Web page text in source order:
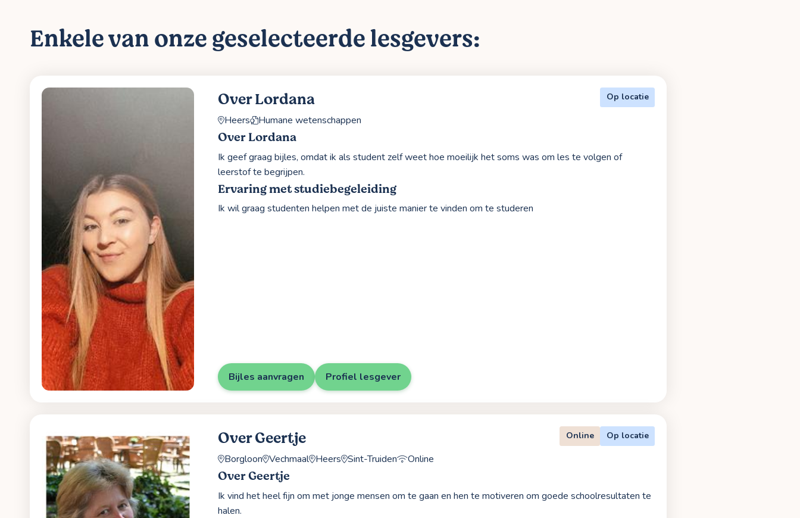
Enkele van onze geselecteerde lesgevers:
Over Lordana Op locatie
Heers Humane wetenschappen
Over Lordana
Ik geef graag bijles, omdat ik als student zelf weet hoe moeilijk het soms was om les te volgen of
leerstof te begrijpen.
Ervaring met studiebegeleiding
Ik wil graag studenten helpen met de juiste manier te vinden om te studeren
Bijles aanvragen Profiel lesgever
Over Geertje Online Op locatie
Borgloon Vechmaal Heers Sint-Truiden Online
Over Geertje
Ik vind het heel fijn om met jonge mensen om te gaan en hen te motiveren om goede schoolresultaten te
halen.